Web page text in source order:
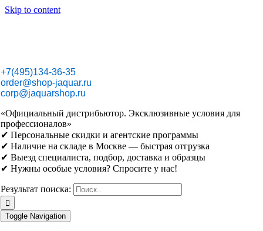
Skip to content
+7(495)134-36-35
order@shop-jaquar.ru
corp@jaquarshop.ru
«Официальный дистрибьютор. Эксклюзивные условия для
профессионалов»
✔ Персональные скидки и агентские программы
✔ Наличие на складе в Москве — быстрая отгрузка
✔ Выезд специалиста, подбор, доставка и образцы
✔ Нужны особые условия? Спросите у нас!
Результат поиска:
Toggle Navigation